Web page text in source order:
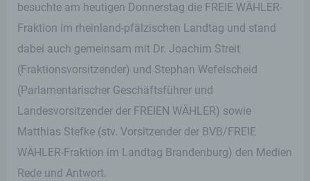
besuchte am heutigen Donnerstag die FREIE WÄHLER-
Fraktion im rheinland-pfälzischen Landtag und stand
dabei auch gemeinsam mit Dr. Joachim Streit
(Fraktionsvorsitzender) und Stephan Wefelscheid
(Parlamentarischer Geschäftsführer und
Landesvorsitzender der FREIEN WÄHLER) sowie
Matthias Stefke (stv. Vorsitzender der BVB/FREIE
WÄHLER-Fraktion im Landtag Brandenburg) den Medien
Rede und Antwort.